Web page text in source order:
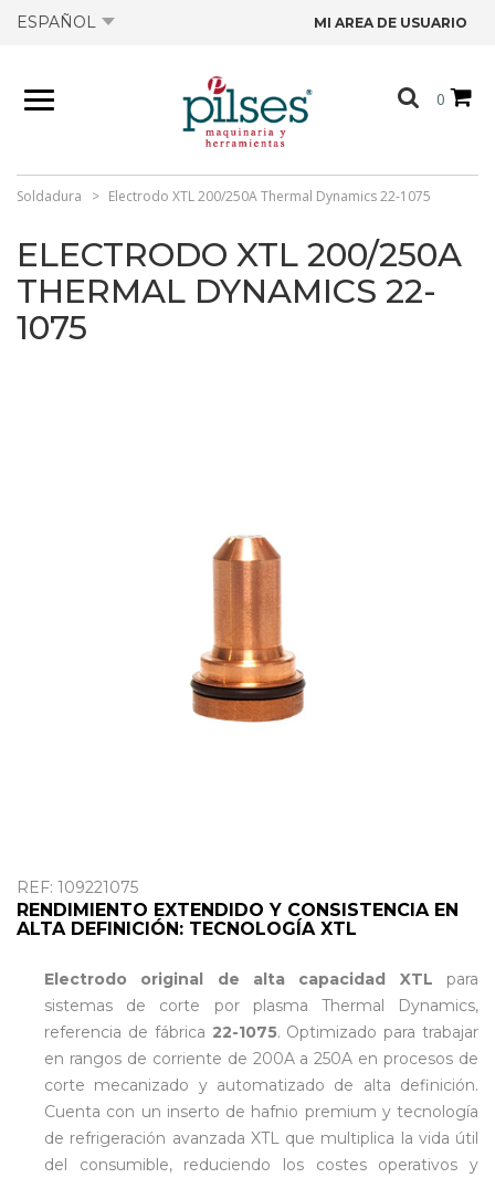
ESPAÑOL MI AREA DE USUARIO
0
PRODUCTOS
TIENDA
OFERTAS
CATÁLOGOS
Soldadura Electrodo XTL 200/250A Thermal Dynamics 22-1075
ELECTRODO XTL 200/250A
THERMAL DYNAMICS 22-
1075
REF: 109221075
RENDIMIENTO EXTENDIDO Y CONSISTENCIA EN
ALTA DEFINICIÓN: TECNOLOGÍA XTL
Electrodo original de alta capacidad XTL para
sistemas de corte por plasma Thermal Dynamics,
referencia de fábrica 22-1075. Optimizado para trabajar
en rangos de corriente de 200A a 250A en procesos de
corte mecanizado y automatizado de alta definición.
Cuenta con un inserto de hafnio premium y tecnología
de refrigeración avanzada XTL que multiplica la vida útil
del consumible, reduciendo los costes operativos y